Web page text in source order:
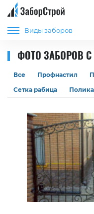
Виды заборов
ФОТО ЗАБОРОВ
Все Профнастил
Сетка рабица